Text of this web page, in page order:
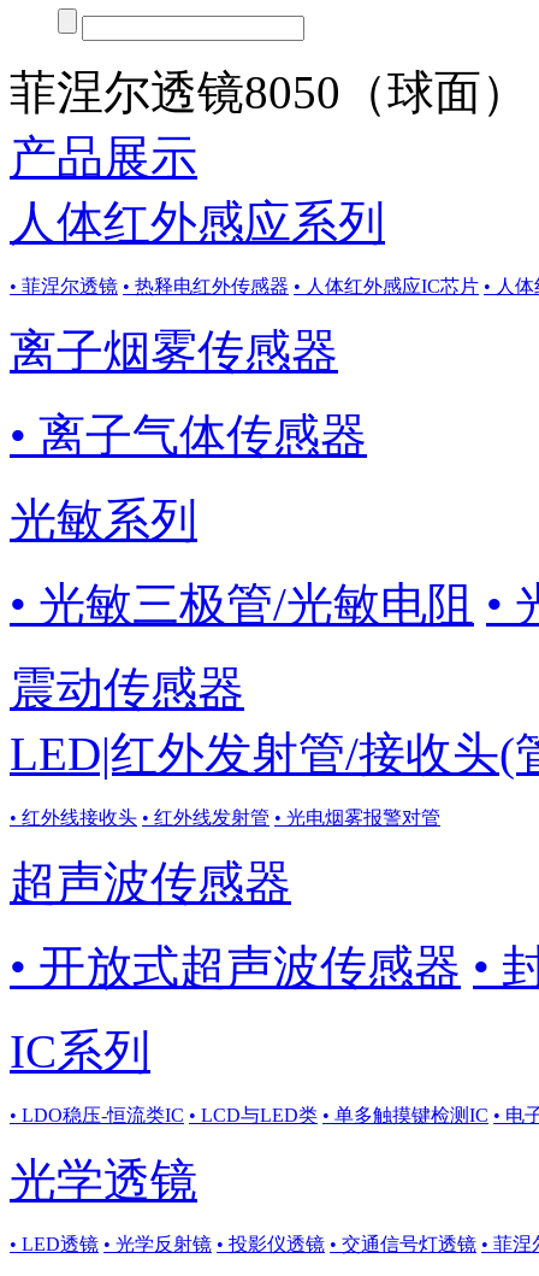
菲涅尔透镜8050（球面）
产品展示
人体红外感应系列
• 菲涅尔透镜 • 热释电红外传感器 • 人体红外感应IC芯片 • 人
离子烟雾传感器
• 离子气体传感器
光敏系列
• 光敏三极管/光敏电阻 •
震动传感器
LED|红外发射管/接收头(
• 红外线接收头 • 红外线发射管 • 光电烟雾报警对管
超声波传感器
• 开放式超声波传感器 •
IC系列
• LDO稳压-恒流类IC • LCD与LED类 • 单多触摸键检测IC • 电
光学透镜
• LED透镜 • 光学反射镜 • 投影仪透镜 • 交通信号灯透镜 • 菲